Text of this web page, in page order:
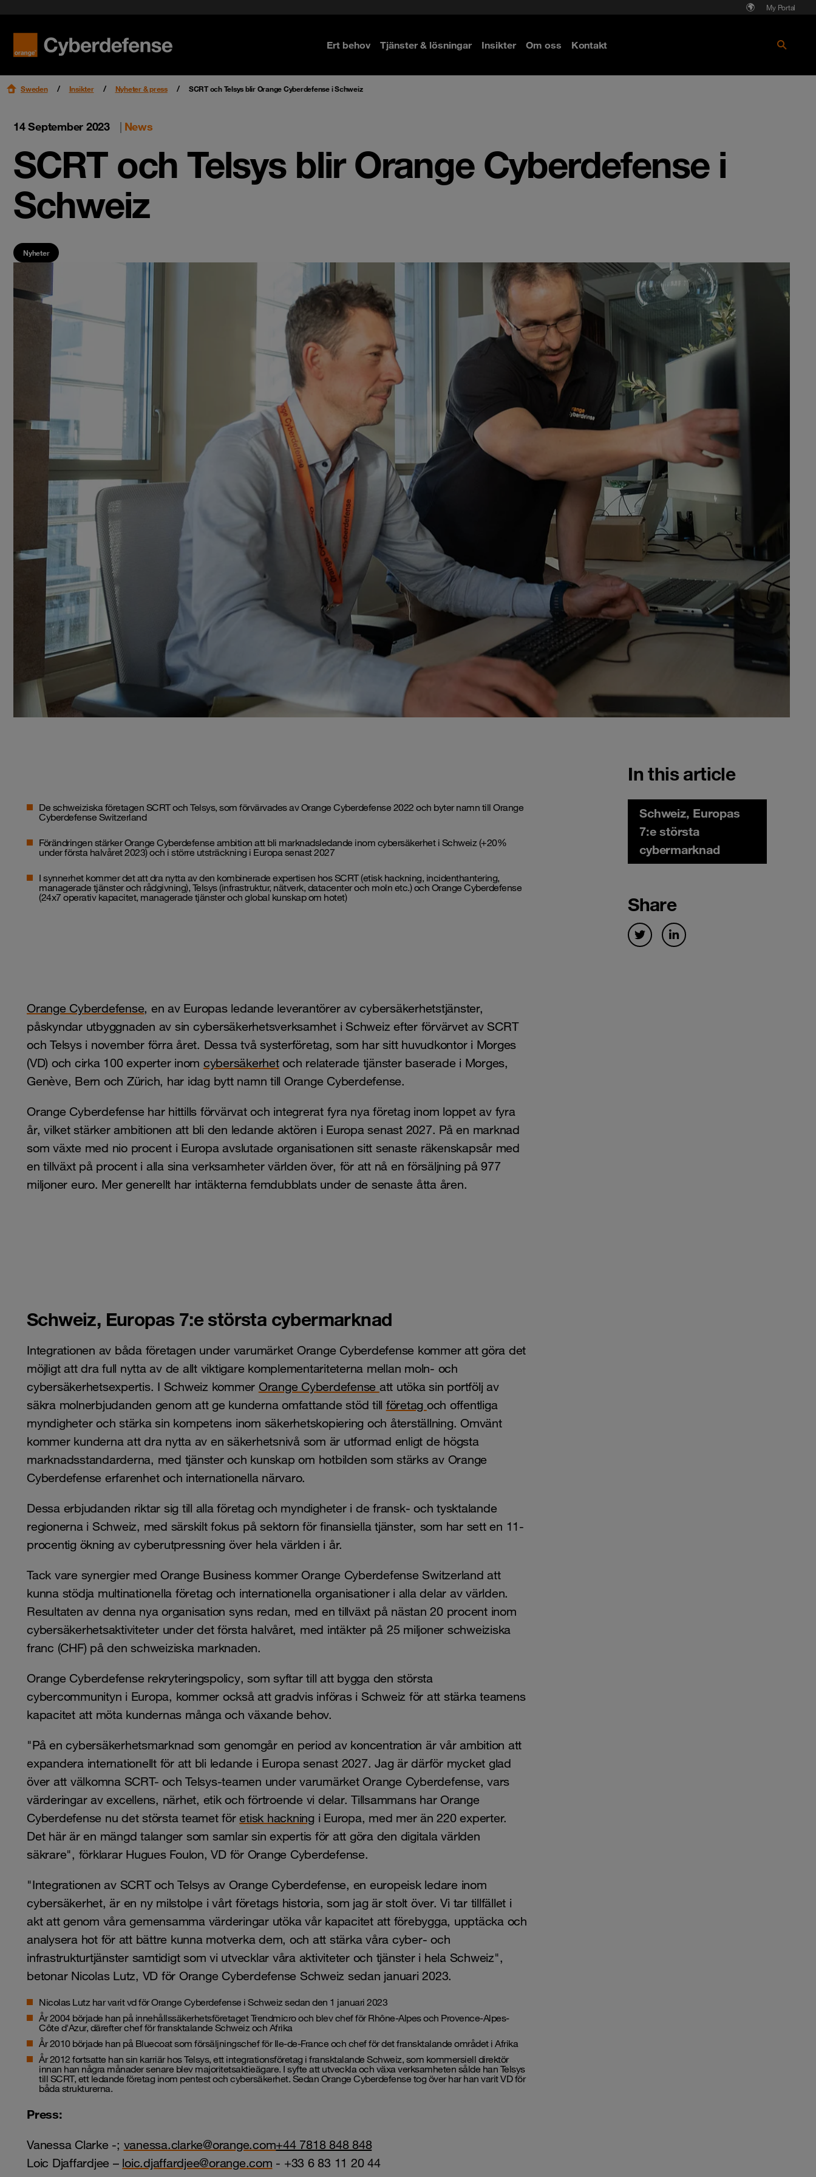
My Portal
Ert behov Tjänster & lösningar Insikter Om oss
Karriär
Kontakt
Sweden Insikter Nyheter & press SCRT och Telsys blir Orange Cyberdefense i Schweiz
14 September 2023 | News
SCRT och Telsys blir Orange Cyberdefense i
Schweiz
Nyheter
In this article
Schweiz, Europas
7:e största
cybermarknad
Share
De schweiziska företagen SCRT och Telsys, som förvärvades avOrange Cyberdefense 2022 och byter namn till Orange
Cyberdefense Switzerland
Förändringen stärker Orange Cyberdefense ambition att bli marknadsledande inom cybersäkerheti Schweiz (+20%
under första halvåret 2023) och i större utsträckning i Europa senast 2027
I synnerhet kommer det att dra nytta av den kombinerade expertisen hos SCRT (etisk hackning, incidenthantering,
managerade tjänsteroch rådgivning), Telsys (infrastruktur, nätverk, datacenter och moln etc.) och Orange Cyberdefense
(24x7 operativ kapacitet, managerade tjänster och global kunskap om hotet)
Orange Cyberdefense, en av Europas ledande leverantörer av cybersäkerhetstjänster,
påskyndar utbyggnaden av sin cybersäkerhetsverksamhet i Schweiz efter förvärvet av SCRT
och Telsys i november förra året. Dessa två systerföretag, som har sitt huvudkontor i Morges
(VD) och cirka 100 experter inom cybersäkerhetoch relaterade tjänster baserade i Morges,
Genève, Bern och Zürich, har idag bytt namn till Orange Cyberdefense.
Orange Cyberdefense har hittills förvärvat och integrerat fyra nya företag inom loppet av fyra
år, vilket stärker ambitionen att bli den ledande aktören i Europa senast 2027. På en marknad
som växte med nio procent i Europa avslutade organisationen sitt senaste räkenskapsår med
en tillväxt på procent i alla sina verksamheter världen över, för att nå en försäljning på 977
miljoner euro. Mer generellt har intäkterna femdubblats under de senaste åtta åren.
Schweiz, Europas 7:e största cybermarknad
Integrationen av båda företagen under varumärket Orange Cyberdefense kommer att göra det
möjligt att dra full nytta av de allt viktigare komplementariteterna mellan moln- och
cybersäkerhetsexpertis. I Schweiz kommer Orange Cyberdefense att utöka sin portfölj av
säkra molnerbjudanden genom att ge kunderna omfattande stöd till företag och offentliga
myndigheter och stärka sin kompetens inom säkerhetskopiering och återställning. Omvänt
kommer kunderna att dra nytta av en säkerhetsnivå som är utformad enligt de högsta
marknadsstandarderna, med tjänster och kunskap om hotbilden som stärks av Orange
Cyberdefense erfarenhet och internationella närvaro.
Dessa erbjudanden riktar sig till alla företag och myndigheter i de fransk- och tysktalande
regionerna i Schweiz, med särskilt fokus på sektorn för finansiella tjänster, som har sett en 11-
procentig ökning av cyberutpressning över hela världen i år.
Tack vare synergier med Orange Business kommer Orange Cyberdefense Switzerland att
kunna stödja multinationella företag och internationella organisationer i alla delar av världen.
Resultaten av denna nya organisation syns redan, med en tillväxt på nästan 20 procent inom
cybersäkerhetsaktiviteter under det första halvåret, med intäkter på 25 miljoner schweiziska
franc (CHF) på den schweiziska marknaden.
Orange Cyberdefense rekryteringspolicy, som syftar till att bygga den största
cybercommunityn i Europa, kommer också att gradvis införas i Schweiz för att stärka teamens
kapacitet att möta kundernas många och växande behov.
"På en cybersäkerhetsmarknad som genomgår en period av koncentration är vår ambition att
expandera internationellt för att bli ledande i Europa senast 2027. Jag är därför mycket glad
över att välkomna SCRT- och Telsys-teamen under varumärket Orange Cyberdefense, vars
värderingar av excellens, närhet, etik och förtroende vi delar. Tillsammans har Orange
Cyberdefense nu det största teamet företisk hackningi Europa, med mer än 220 experter.
Det här är en mängd talanger som samlar sin expertis för att göra den digitala världen
säkrare", förklarar Hugues Foulon, VD för Orange Cyberdefense.
"Integrationen av SCRT och Telsys av Orange Cyberdefense, en europeisk ledare inom
cybersäkerhet, är en ny milstolpe i vårt företags historia, som jag är stolt över. Vi tar tillfället i
akt att genom våra gemensamma värderingar utöka vår kapacitet att förebygga, upptäcka och
analysera hot för att bättre kunna motverka dem, och att stärka våra cyber- och
infrastrukturtjänster samtidigt som vi utvecklar våra aktiviteter och tjänster i hela Schweiz",
betonar Nicolas Lutz, VD för Orange Cyberdefense Schweiz sedan januari 2023.
Nicolas Lutz har varit vd för Orange Cyberdefense i Schweiz sedan den 1 januari 2023
År 2004 började han på innehållssäkerhetsföretaget Trendmicro och blev chef för Rhône-Alpes och Provence-Alpes-
Côte d'Azur, därefter chef för fransktalande Schweiz och Afrika
År 2010 började han på Bluecoat som försäljningschef för Ile-de-France och chef för det fransktalande området i Afrika
År 2012 fortsatte han sin karriär hos Telsys, ett integrationsföretag i fransktalande Schweiz, som kommersiell direktör
innan han några månader senare blev majoritetsaktieägare. I syfte att utveckla och växa verksamheten sålde han Telsys
till SCRT, ett ledande företag inom pentest och cybersäkerhet. Sedan Orange Cyberdefense tog över har han varit VD för
båda strukturerna.
Press:
Vanessa Clarke -; vanessa.clarke@orange.com+44 7818 848 848
Loic Djaffardjee – loic.djaffardjee@orange.com - +33 6 83 11 20 44